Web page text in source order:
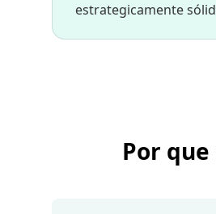
estrategicamente
Por